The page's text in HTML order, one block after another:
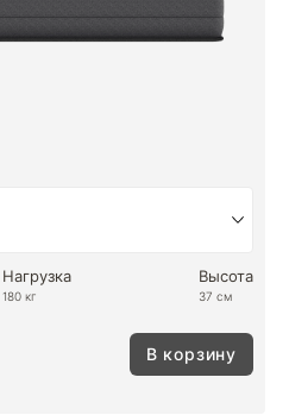
Нагрузка
180 кг
Высота
37 см
В корзину